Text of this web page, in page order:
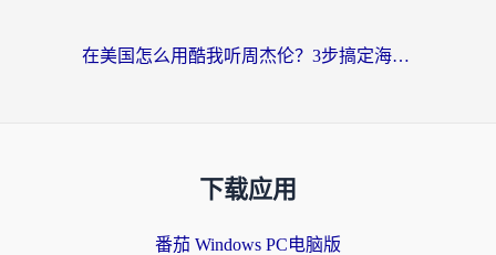
在美国怎么用酷我听周杰伦？3步搞定海外听歌难题
下载应用
番茄 Windows PC电脑版